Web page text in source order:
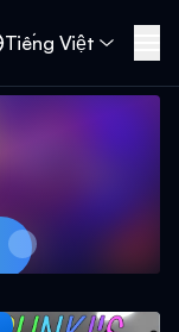
Tiếng Việt